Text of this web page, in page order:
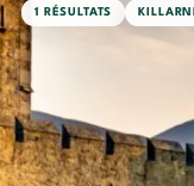
1 RÉSULTATS